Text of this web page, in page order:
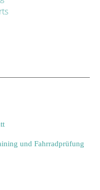
und Fahrradprüfung